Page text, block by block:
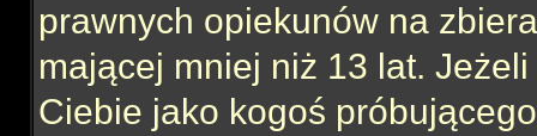
prawnych opiekunów na
mającej mniej niż 13 lat.
Ciebie jako kogoś